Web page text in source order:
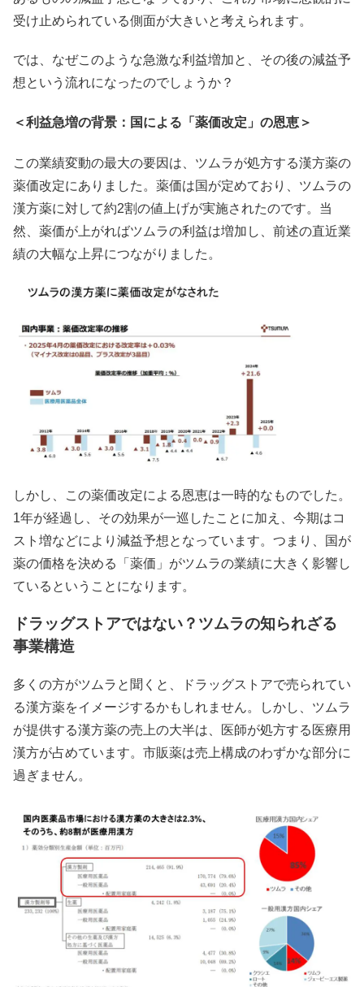
受け止められている側面が大きいと考えられます。
では、なぜこのような急激な利益増加と、その後の減益予
想という流れになったのでしょうか？
＜利益急増の背景：国による「薬価改定」の恩恵＞
この業績変動の最大の要因は、ツムラが処方する漢方薬の
薬価改定にありました。薬価は国が定めており、ツムラの
漢方薬に対して約2割の値上げが実施されたのです。当
然、薬価が上がればツムラの利益は増加し、前述の直近業
績の大幅な上昇につながりました。
しかし、この薬価改定による恩恵は一時的なものでした。
1年が経過し、その効果が一巡したことに加え、今期はコ
スト増などにより減益予想となっています。つまり、国が
薬の価格を決める「薬価」がツムラの業績に大きく影響し
ているということになります。
ドラッグストアではない？ツムラの知られざる
事業構造
多くの方がツムラと聞くと、ドラッグストアで売られてい
る漢方薬をイメージするかもしれません。しかし、ツムラ
が提供する漢方薬の売上の大半は、医師が処方する医療用
漢方が占めています。市販薬は売上構成のわずかな部分に
過ぎません。